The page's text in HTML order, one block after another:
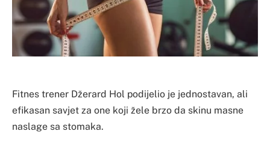
Fitnes trener Džerard Hol podijelio je jednostavan, ali
efikasan savjet za one koji žele brzo da skinu masne
naslage sa stomaka.